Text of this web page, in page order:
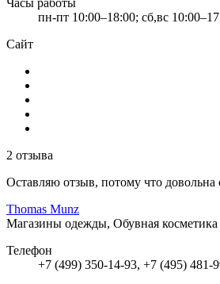
пн-пт 10:00–18:00; сб,вс
Сайт
2 отзыва
Оставляю отзыв, потому что
Thomas Munz
Магазины одежды, Обувная косметика
Телефон
+7 (499) 350-14-93, +7 (495) 481-